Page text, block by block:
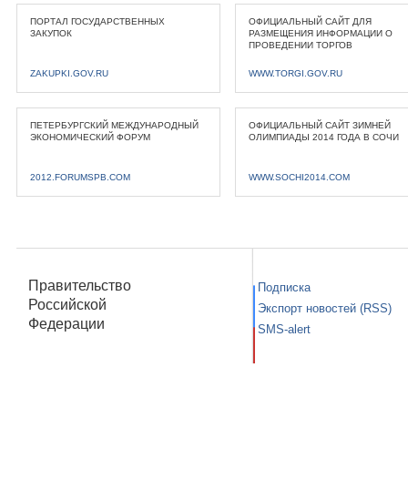
ПОРТАЛ ГОСУДАРСТВЕННЫХ
ЗАКУПОК
ZAKUPKI.GOV.RU
ОФИЦИАЛЬНЫЙ САЙТ ДЛЯ
РАЗМЕЩЕНИЯ ИНФОРМАЦИИ О
ПРОВЕДЕНИИ ТОРГОВ
WWW.TORGI.GOV.RU
ПЕТЕРБУРГСКИЙ МЕЖДУНАРОДНЫЙ
ЭКОНОМИЧЕСКИЙ ФОРУМ
2012.FORUMSPB.COM
ОФИЦИАЛЬНЫЙ САЙТ ЗИМНЕЙ
ОЛИМПИАДЫ 2014 ГОДА В СОЧИ
WWW.SOCHI2014.COM
Правительство
Российской
Федерации
Подписка
Экспорт новостей (RSS)
SMS-alert